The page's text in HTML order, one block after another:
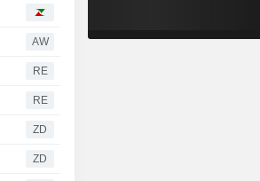
AW
RE
RE
ZD
ZD